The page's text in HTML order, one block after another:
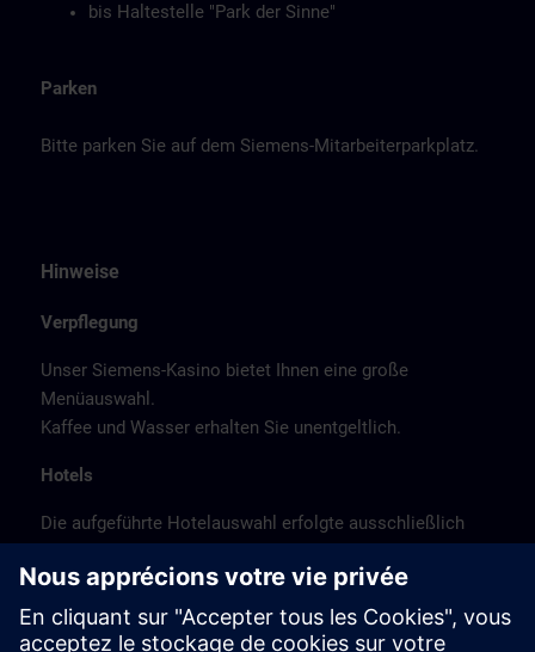
bis Haltestelle "Park der Sinne"
Parken
Bitte parken Sie auf dem Siemens-Mitarbeiterparkplatz.
Hinweise
Verpflegung
Unser Siemens-Kasino bietet Ihnen eine große
Menüauswahl.
Kaffee und Wasser erhalten Sie unentgeltlich.
Hotels
Die aufgeführte Hotelauswahl erfolgte ausschließlich
der günstigen Verkehrsanbindung zum
Veranstaltungsort.
Es handelt sich hierbei nicht um Siemens-